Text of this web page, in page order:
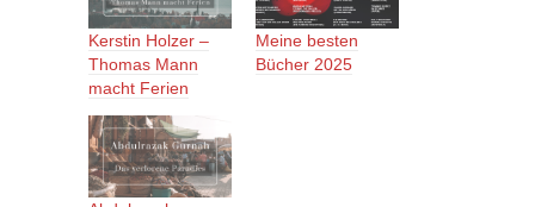
Kerstin Holzer –
Thomas Mann
macht Ferien
Meine besten
Bücher 2025